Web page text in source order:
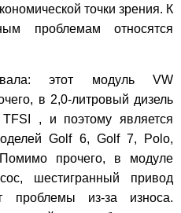
точки зрения. К
проблемам относятся
этот модуль VW
в 2,0-литровый дизель
, и поэтому является
Golf 6, Golf 7, Polo,
прочего, в модуле
шестигранный привод
проблемы из-за износа.